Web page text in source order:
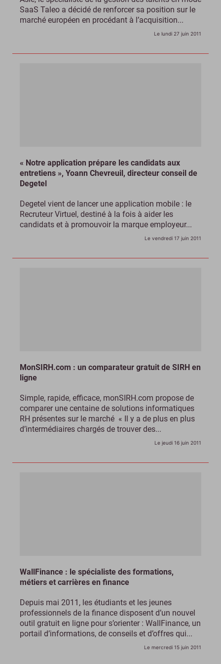
SaaS Taleo a décidé de renforcer sa position sur le
marché européen en procédant à l’acquisition...
Le lundi 27 juin 2011
« Notre application prépare les candidats aux
entretiens », Yoann Chevreuil, directeur conseil de
Degetel
Degetel vient de lancer une application mobile : le
Recruteur Virtuel, destiné à la fois à aider les
candidats et à promouvoir la marque employeur...
Le vendredi 17 juin 2011
MonSIRH.com : un comparateur gratuit de SIRH en
ligne
Simple, rapide, efficace, monSIRH.com propose de
comparer une centaine de solutions informatiques
RH présentes sur le marché « Il y a de plus en plus
d’intermédiaires chargés de trouver des...
Le jeudi 16 juin 2011
WallFinance : le spécialiste des formations,
métiers et carrières en finance
Depuis mai 2011, les étudiants et les jeunes
professionnels de la finance disposent d’un nouvel
outil gratuit en ligne pour s’orienter : WallFinance, un
portail d’informations, de conseils et d’offres qui...
Le mercredi 15 juin 2011